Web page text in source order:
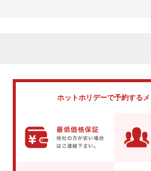
ホットホリデーで予約するメ